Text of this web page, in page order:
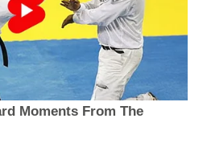
Moments From The